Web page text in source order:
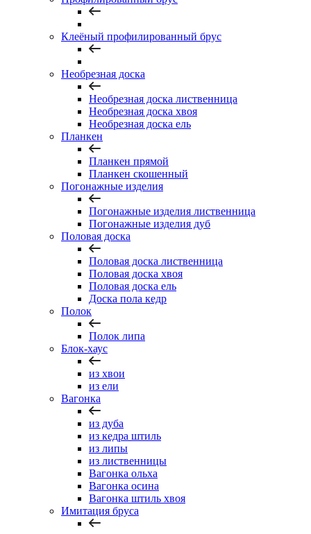
Клеёный профилированный брус
Необрезная доска
Необрезная доска лиственница
Необрезная доска хвоя
Необрезная доска ель
Планкен
Планкен прямой
Планкен скошенный
Погонажные изделия
Погонажные изделия лиственница
Погонажные изделия дуб
Половая доска
Половая доска лиственница
Половая доска хвоя
Половая доска ель
Доска пола кедр
Полок
Полок липа
Блок-хаус
из хвои
из ели
Вагонка
из дуба
из кедра штиль
из липы
из лиственницы
Вагонка ольха
Вагонка осина
Вагонка штиль хвоя
Имитация бруса